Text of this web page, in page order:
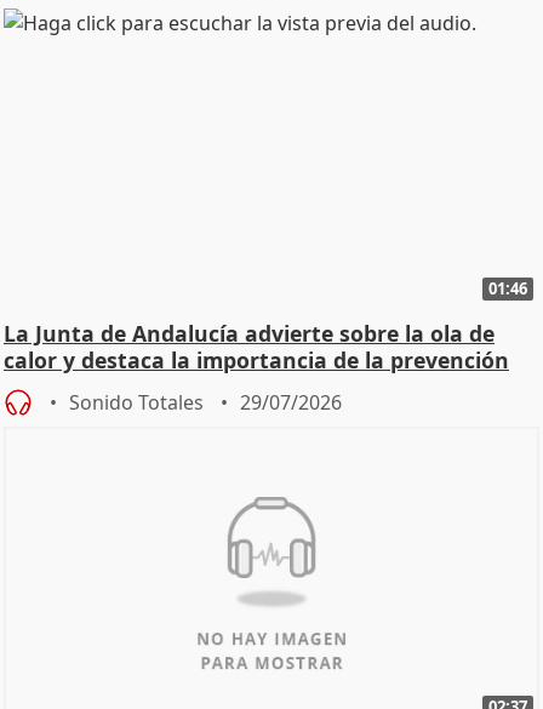
01:46
La Junta de Andalucía advierte sobre la ola de
calor y destaca la importancia de la prevención
Sonido Totales 29/07/2026